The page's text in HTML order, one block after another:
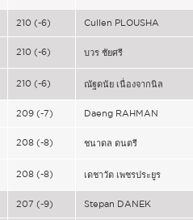
210 (-6) Cullen PLOUSHA
210 (-6) บวร ชัยศรี
210 (-6) ณัฐดนัย เนื่องจากนิล
209 (-7) Daeng RAHMAN
208 (-8) ชนาดล ดนตรี
208 (-8) เดชาวัต เพชรประยูร
207 (-9) Stepan DANEK